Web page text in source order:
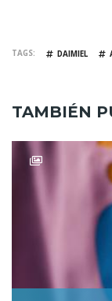
TAGS DAIMIEL
TAMBIÉN